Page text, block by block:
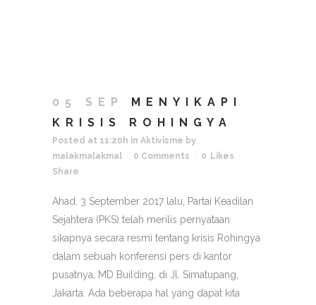
05 SEP
MENYIKAPI
KRISIS ROHINGYA
Posted at 11:20h in Aktivisme by
malakmalakmal
0 Comments 0
Likes
Share
Ahad, 3 September 2017 lalu, Partai Keadilan
Sejahtera (PKS) telah merilis pernyataan
sikapnya secara resmi tentang krisis Rohingya
dalam sebuah konferensi pers di kantor
pusatnya, MD Building, di Jl. Simatupang,
Jakarta. Ada beberapa hal yang dapat kita